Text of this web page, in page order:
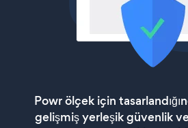
Powr ölçek için
gelişmiş yerleşik güvenlik